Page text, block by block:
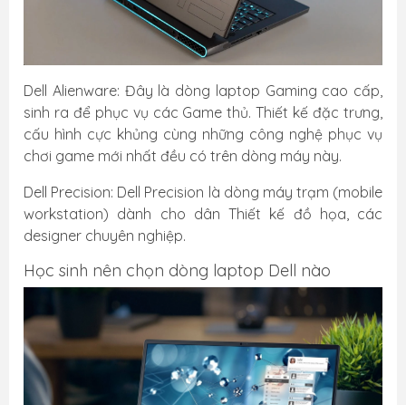
Dell Alienware: Đây là dòng laptop Gaming cao cấp,
sinh ra để phục vụ các Game thủ. Thiết kế đặc trưng,
cấu hình cực khủng cùng những công nghệ phục vụ
chơi game mới nhất đều có trên dòng máy này.
Dell Precision: Dell Precision là dòng máy trạm (mobile
workstation) dành cho dân Thiết kế đồ họa, các
designer chuyên nghiệp.
Học sinh nên chọn dòng laptop Dell nào